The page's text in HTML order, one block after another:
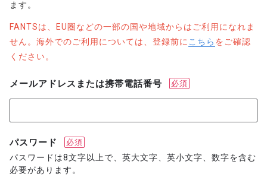
ます。
FANTSは、EU圏などの一部の国や地域からはご利用になれま
せん。海外でのご利用については、登録前に こちら をご確認
ください。
メールアドレスまたは携帯電話番号 必須
パスワード 必須
パスワードは8文字以上で、英大文字、英小文字、数字を含む
必要があります。